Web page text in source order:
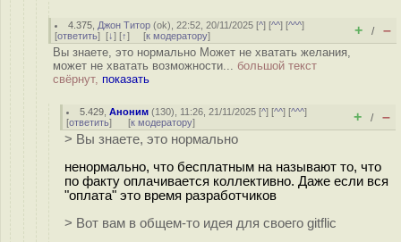
4.375 Джон Титор (ok), 22:52, 20/11/2025 [^] [^^] [^^^]
[ответить] [↓] [↑] [к модератору] + / –
Вы знаете, это нормально Может не хватать желания,
может не хватать возможности... большой текст
свёрнут, показать
5.429 ,Аноним (130), 11:26, 21/11/2025 [^] [^^] [^^^]
[ответить] [к модератору] + / –
> Вы знаете, это нормально
ненормально, что бесплатным на называют то, что
по факту оплачивается коллективно. Даже если вся
"оплата" это время разработчиков
> Вот вам в общем-то идея для своего gitflic